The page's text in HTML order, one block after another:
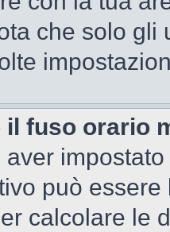
che solo
fuso orario
può essere
calcolare le